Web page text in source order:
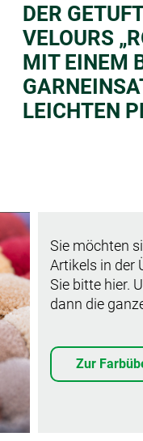
DER
VELOURS
MIT EINEM
LEICHTEN
Sie möchten
Artikels in der
Sie bitte hier.
dann die
Zur